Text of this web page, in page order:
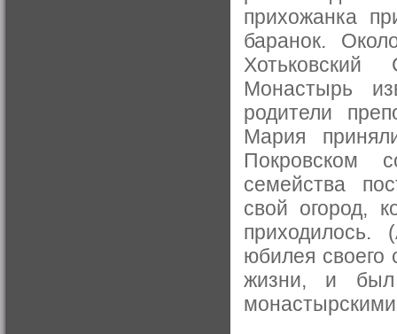
прихожанка
баранок.
Хотьковский
Монастырь
родители
Мария
Покровском
семейства
свой огород,
приходилось.
юбилея своего
жизни, и